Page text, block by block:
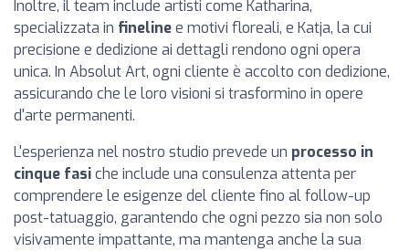
Inoltre, il team include artisti come Katharina,
specializzata in finelinee motivi floreali, e Katja, la cui
precisione e dedizione ai dettagli rendono ogni opera
unica. In Absolut Art, ogni cliente è accolto con dedizione,
assicurando che le loro visioni si trasformino in opere
d'arte permanenti.
L'esperienza nel nostro studio prevede un processo in
cinque fasiche include una consulenza attenta per
comprendere le esigenze del cliente fino al follow-up
post-tatuaggio, garantendo che ogni pezzo sia non solo
visivamente impattante, ma mantenga anche la sua